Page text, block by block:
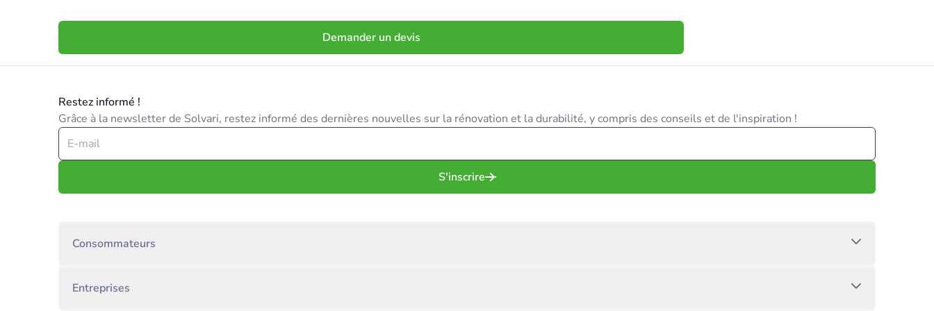
Demander un devis
Restez informé !
Grâce à la newsletter de Solvari, restez informé des dernières nouvelles sur la rénovation et la durabilité, y compris des conseils et de l'inspiration !
S'inscrire
Consommateurs
Entreprises